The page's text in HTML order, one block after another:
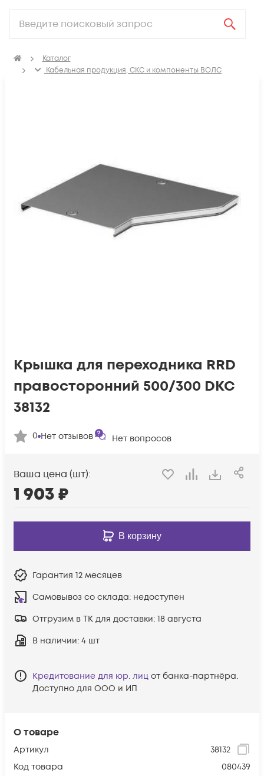
Каталог
Кабельная продукция, СКС и компоненты ВОЛС
О товаре
Артикул
38132
Код товара
080439
Крышка для переходника RRD
правосторонний 500/300 DKC
38132
0 Нет отзывов Нет вопросов
Ваша цена (шт):
1 903₽
В корзину
Гарантия 12 месяцев
Самовывоз со склада: недоступен
Отгрузим в ТК для доставки: 18 августа
В наличии: 4 шт
Кредитование для юр. лиц от банка-партнёра.
Доступно для ООО и ИП